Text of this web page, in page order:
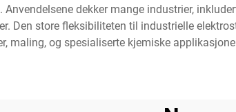
Anvendelsene dekker mange industrier,
Den store fleksibiliteten til industrielle
maling, og spesialiserte kjemiske